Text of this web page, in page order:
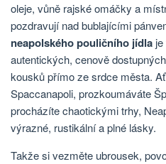
oleje, vůně rajské omáčky a
pozdravují nad bublajícími
neapolského pouličního jídla
autentických, cenově
kousků přímo ze srdce města.
Spaccanapoli, prozkoumáváte
procházíte chaotickými trhy,
výrazné, rustikální a plné lásky.
Takže si vezměte ubrousek,